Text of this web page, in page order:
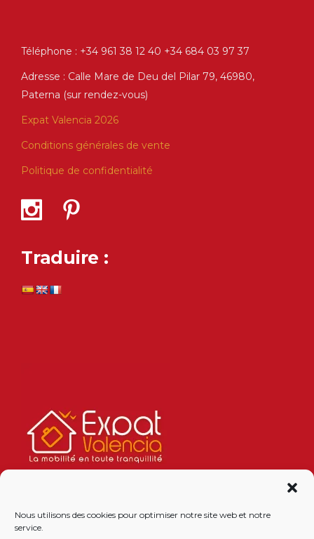
Nous utilisons des cookies pour optimiser notre site web et notre
service.
Téléphone : +34 961 38 12 40 +34 684 03 97 37
Adresse : Calle Mare de Deu del Pilar 79, 46980,
Paterna (sur rendez-vous)
Expat Valencia 2026
Conditions générales de vente
Politique de confidentialité
Traduire :